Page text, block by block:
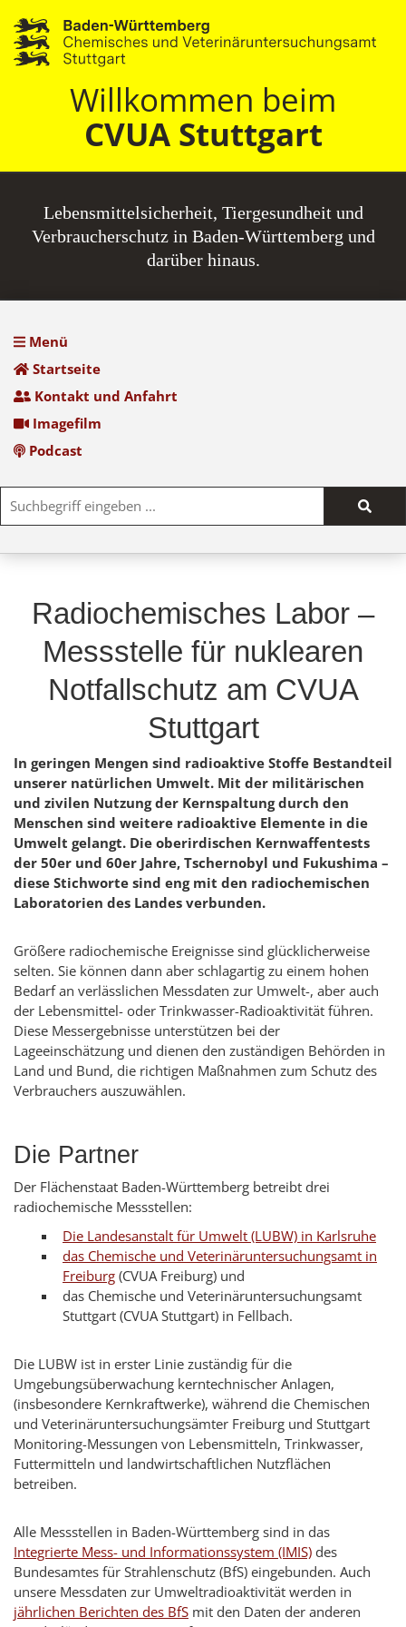
Willkommen beim
CVUA Stuttgart
Lebensmittel­sicherheit, Tiergesundheit und
Verbraucherschutz in Baden-Württemberg und
darüber hinaus.
Menü
Startseite
Kontakt und Anfahrt
Imagefilm
Podcast
Radiochemisches Labor –
Messstelle für nuklearen
Notfallschutz am CVUA
Stuttgart
In geringen Mengen sind radioaktive Stoffe Bestandteil
unserer natürlichen Umwelt. Mit der militärischen
und zivilen Nutzung der Kernspaltung durch den
Menschen sind weitere radioaktive Elemente in die
Umwelt gelangt. Die oberirdischen Kernwaffentests
der 50er und 60er Jahre, Tschernobyl und Fukushima –
diese Stichworte sind eng mit den radiochemischen
Laboratorien des Landes verbunden.
Größere radiochemische Ereignisse sind glücklicherweise
selten. Sie können dann aber schlagartig zu einem hohen
Bedarf an verlässlichen Messdaten zur Umwelt-, aber auch
der Lebensmittel- oder Trinkwasser-Radioaktivität führen.
Diese Messergebnisse unterstützen bei der
Lageeinschätzung und dienen den zuständigen Behörden in
Land und Bund, die richtigen Maßnahmen zum Schutz des
Verbrauchers auszuwählen.
Die Partner
Der Flächenstaat Baden-Württemberg betreibt drei
radiochemische Messstellen:
Die Landesanstalt für Umwelt (LUBW) in Karlsruhe
das Chemische und Veterinäruntersuchungsamt in
Freiburg (CVUA Freiburg) und
das Chemische und Veterinäruntersuchungsamt
Stuttgart (CVUA Stuttgart) in Fellbach.
Die LUBW ist in erster Linie zuständig für die
Umgebungsüberwachung kerntechnischer Anlagen,
(insbesondere Kernkraftwerke), während die Chemischen
und Veterinäruntersuchungsämter Freiburg und Stuttgart
Monitoring-Messungen von Lebensmitteln, Trinkwasser,
Futtermitteln und landwirtschaftlichen Nutzflächen
betreiben.
Alle Messstellen in Baden-Württemberg sind in das
Integrierte Mess- und Informationssystem (IMIS) des
Bundesamtes für Strahlenschutz (BfS) eingebunden. Auch
unsere Messdaten zur Umweltradioaktivität werden in
jährlichen Berichten des BfS mit den Daten der anderen